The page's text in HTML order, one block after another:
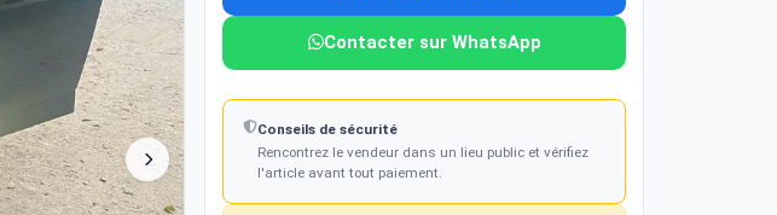
Contacter sur WhatsApp
Conseils de sécurité
Rencontrez le vendeur dans un lieu public et vérifiez
l'article avant tout paiement.